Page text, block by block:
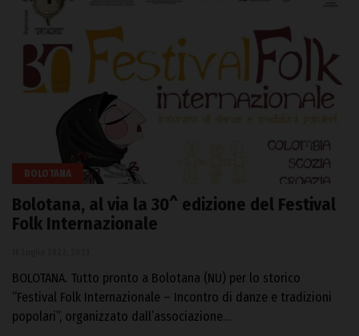
BOLOTANA
Bolotana, al via la 30^ edizione del Festival
Folk Internazionale
BOLOTANA. Tutto pronto a Bolotana (NU) per lo storico
“Festival Folk Internazionale – Incontro di danze e tradizioni
popolari”, organizzato dall’associazione…